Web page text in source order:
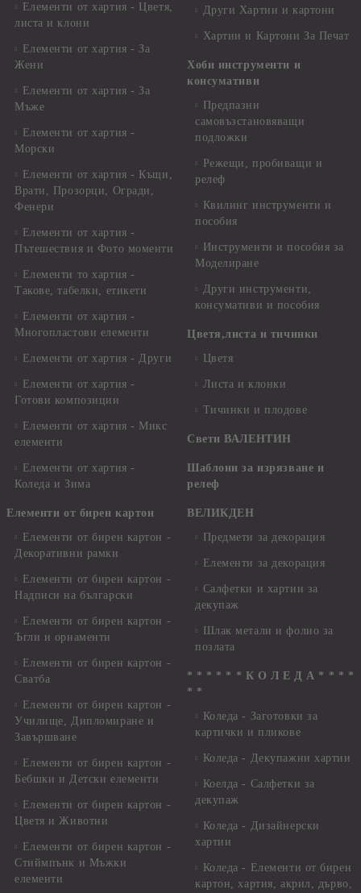
Елементи от хартия - Цветя,
листа и клони
Елементи от хартия - За
Жени
Елементи от хартия - За
Мъже
Елементи от хартия -
Морски
Елементи от хартия - Къщи,
Врати, Прозорци, Огради,
Фенери
Елементи от хартия -
Пътешествия и Фото моменти
Елементи то хартия -
Такове, табелки, етикети
Елементи от хартия -
Многопластови елементи
Елементи от хартия - Други
Елементи от хартия -
Готови композиции
Елементи от хартия - Микс
елементи
Елементи от хартия -
Коледа и Зима
Елементи от бирен картон
Елементи от бирен картон -
Декоративни рамки
Елементи от бирен картон -
Надписи на български
Елементи от бирен картон -
Ъгли и орнаменти
Елементи от бирен картон -
Сватба
Елементи от бирен картон -
Училище, Дипломиране и
Завършване
Елементи от бирен картон -
Бебшки и Детски елементи
Елементи от бирен картон -
Цветя и Животни
Елементи от бирен картон -
Стиймпънк и Мъжки
елементи
Други Хартии и картони
Хартии и Картони За Печат
Хоби инструменти и
консумативи
Предпазни
самовъзстановяващи
подложки
Режещи, пробиващи и
релеф
Квилинг инструменти и
пособия
Инструменти и пособия за
Моделиране
Други инструменти,
консумативи и пособия
Цветя,листа и тичинки
Цветя
Листа и клонки
Тичинки и плодове
Свети ВАЛЕНТИН
Шаблони за изрязване и
релеф
ВЕЛИКДЕН
Предмети за декорация
Елементи за декорация
Салфетки и хартии за
декупаж
Шлак метали и фолио за
позлата
* * * * * * К О Л Е Д А * * * *
* *
Коледа - Заготовки за
картички и пликове
Коледа - Декупажни хартии
Коелда - Салфетки за
декупаж
Коледа - Дизайнерски
хартии
Коледа - Eлементи от бирен
картон, хартия, акрил, дърво,